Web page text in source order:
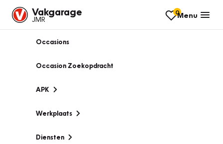
Vakgarage
JMR
0Menu
Occasions
Occasion Zoekopdracht
APK
Werkplaats
Diensten